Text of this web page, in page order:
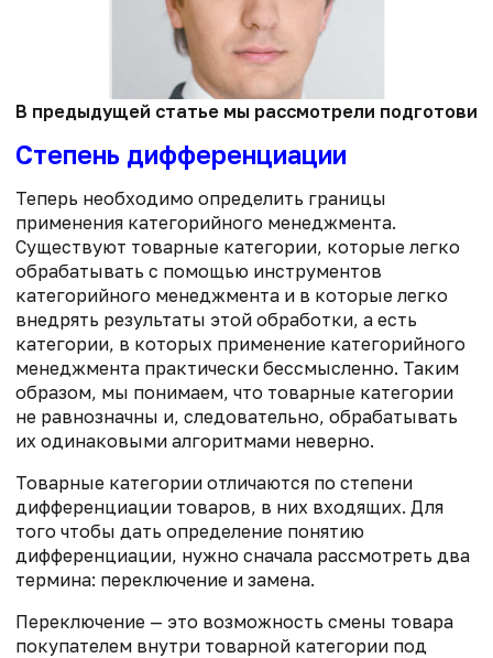
В предыдущей статье мы рассмотрели
Степень дифференциации
Теперь необходимо определить границы
применения категорийного менеджмента.
Существуют товарные категории, которые легко
обрабатывать с помощью инструментов
категорийного менеджмента и в которые легко
внедрять результаты этой обработки, а есть
категории, в которых применение категорийного
менеджмента практически бессмысленно. Таким
образом, мы понимаем, что товарные категории
не равнозначны и, следовательно, обрабатывать
их одинаковыми алгоритмами неверно.
Товарные категории отличаются по степени
дифференциации товаров, в них входящих. Для
того чтобы дать определение понятию
дифференциации, нужно сначала рассмотреть два
термина: переключение и замена.
Переключение — это возможность смены товара
покупателем внутри товарной категории под